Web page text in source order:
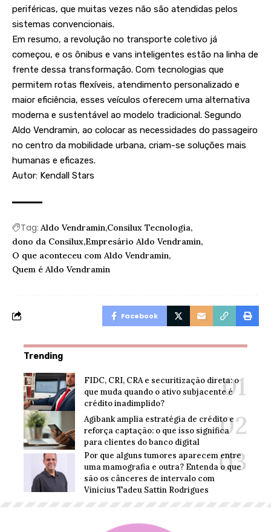
periféricas, que muitas vezes não são atendidas pelos
sistemas convencionais.
Em resumo, a revolução no transporte coletivo já
começou, e os ônibus e vans inteligentes estão na linha de
frente dessa transformação. Com tecnologias que
permitem rotas flexíveis, atendimento personalizado e
maior eficiência, esses veículos oferecem uma alternativa
moderna e sustentável ao modelo tradicional. Segundo
Aldo Vendramin, ao colocar as necessidades do passageiro
no centro da mobilidade urbana, criam-se soluções mais
humanas e eficazes.
Autor: Kendall Stars
Tag: Aldo Vendramin Consilux Tecnologia
dono da Consilux Empresário Aldo Vendramin
O que aconteceu com Aldo Vendramin
Quem é Aldo Vendramin
Facebook
Trending
FIDC, CRI, CRA e securitização direta: o
que muda quando o ativo subjacente é
crédito inadimplido?
Agibank amplia estratégia de crédito e
reforça captação: o que isso significa
para clientes do banco digital
Por que alguns tumores aparecem entre
uma mamografia e outra? Entenda o que
são os cânceres de intervalo com
Vinicius Tadeu Sattin Rodrigues